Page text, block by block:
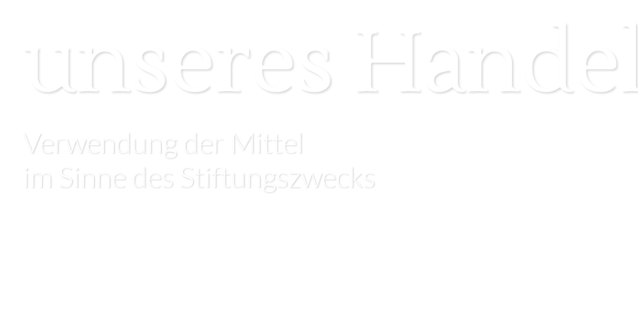
unseres
Verwendung der Mittel
im Sinne des Stiftungszwecks